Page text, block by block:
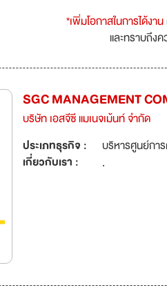
*เพิ่มโอกาสในการได้งาน
และทราบถึง
SGC MANAGEMENT
บริษัท เอสจีซี แมเนจเม้นท์ จำกัด
ประเภทธุรกิจ :
บริหารศูนย์กา
เกี่ยวกับเรา :
.